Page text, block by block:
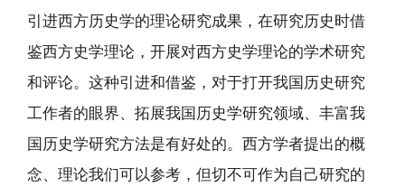
引进西方历史学的理论研究成果，在研究历史时借
鉴西方史学理论，开展对西方史学理论的学术研究
和评论。这种引进和借鉴，对于打开我国历史研究
工作者的眼界、拓展我国历史学研究领域、丰富我
国历史学研究方法是有好处的。西方学者提出的概
念、理论我们可以参考，但切不可作为自己研究的